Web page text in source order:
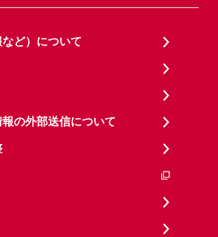
ど）について
の外部送信について